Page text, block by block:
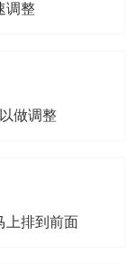
调整
做调整
上排到前面